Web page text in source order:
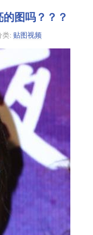
图吗？？？
类: 贴图视频